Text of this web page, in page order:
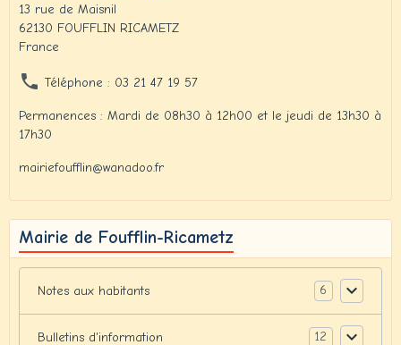
13 rue de Maisnil
62130 FOUFFLIN RICAMETZ
France
Téléphone : 03 21 47 19 57
Permanences : Mardi de 08h30 à 12h00 et le jeudi de 13h30 à
17h30
mairiefoufflin@wanadoo.fr
Mairie de Foufflin-Ricametz
Notes aux habitants 6
Bulletins d'information 12